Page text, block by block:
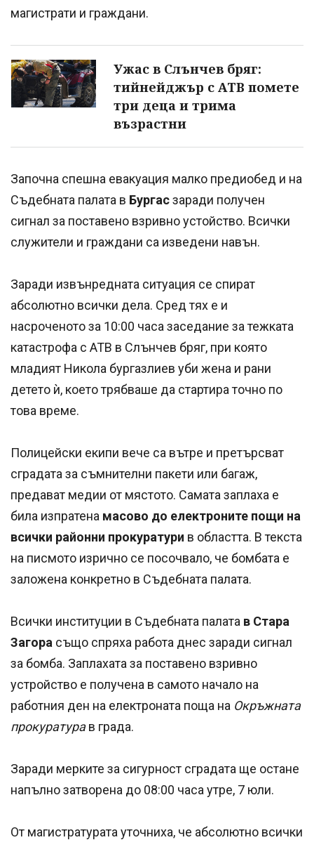
магистрати и граждани.
Ужас в Слънчев бряг:
тийнейджър с АТВ помете
три деца и трима
възрастни
Започна спешна евакуация малко предиобед и на
Съдебната палата в Бургасзаради получен
сигнал за поставено взривно устойство. Всички
служители и граждани са изведени навън.
Заради извънредната ситуация се спират
абсолютно всички дела. Сред тях е и
насроченото за 10:00 часа заседание за тежката
катастрофа с АТВ в Слънчев бряг, при която
младият Никола бургазлиев уби жена и рани
детето ѝ, което трябваше да стартира точно по
това време.
Полицейски екипи вече са вътре и претърсват
сградата за съмнителни пакети или багаж,
предават медии от мястото. Самата заплаха е
била изпратена масово до електроните пощи на
всички районни прокуратури в областта. В текста
на писмото изрично се посочвало, че бомбата е
заложена конкретно в Съдебната палата.
Всички институции в Съдебната палата в Стара
Загора също спряха работа днес заради сигнал
за бомба. Заплахата за поставено взривно
устройство е получена в самото начало на
работния ден на електроната поща на Окръжната
прокуратурав града.
Заради мерките за сигурност сградата ще остане
напълно затворена до 08:00 часа утре, 7 юли.
От магистратурата уточниха, че абсолютно всички